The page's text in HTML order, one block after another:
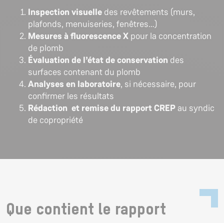
Inspection visuelle des revêtements (murs,
plafonds, menuiseries, fenêtres…)
Mesures à fluorescence X pour la concentration
de plomb
Évaluation de l’état de conservation des
surfaces contenant du plomb
Analyses en laboratoire, si nécessaire, pour
confirmer les résultats
Rédaction et remise du rapport CREP au syndic
de copropriété
Que contient le rapport